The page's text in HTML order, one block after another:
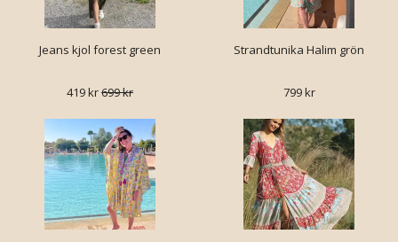
Jeans kjol forest green
419 kr699 kr
Strandtunika Halim grön
799 kr